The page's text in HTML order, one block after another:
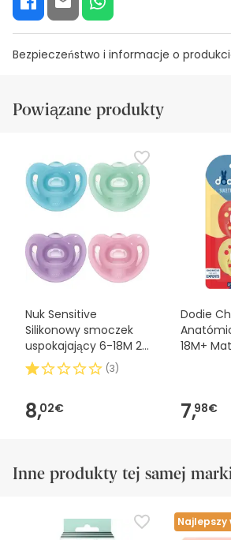
Bezpieczeństwo i informacje o
Zasoby bezpieczeństwa
W tej chwili nie mamy obrazów
produktu, ale pracujemy nad tym.
późniejszego sprawdzenia aktualizacji.
zalecamy zapoznanie się z
bezpieczeństwa dołączonymi do
użyciem. W razie jakichkolwiek pytań
bezpieczeństwa, prosimy o kontakt.
możesz również zwrócić produkt,
naszymi warunkami.
Powiązane produkty
Nuk Sensitive
Silikonowy smoczek
uspokajający 6-18M 2
szt
(3)
8,02€
Dodie
18M+
7,98€
Inne produkty tej samej
Najlepszy